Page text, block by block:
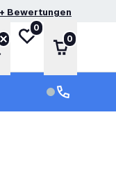
Bewertungen
Meine Wunschliste
0
Warenkorb
0